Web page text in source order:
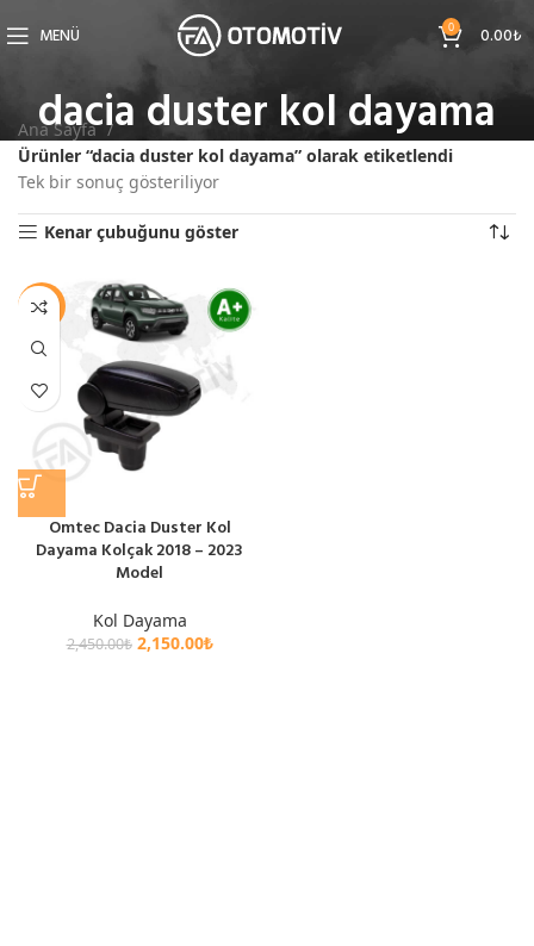
MENÜ 0 0.00₺
dacia duster kol dayama
Ana Sayfa
Ürünler “dacia duster kol dayama” olarak etiketlendi
Tek bir sonuç gösteriliyor
Kenar çubuğunu göster
-12%
Omtec Dacia Duster Kol
Dayama Kolçak 2018 – 2023
Model
Kol Dayama
2,450.00₺ 2,150.00₺